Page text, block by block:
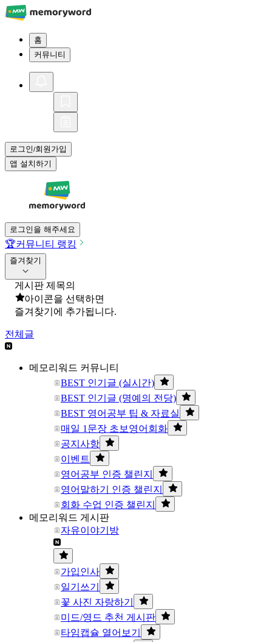
홈
커뮤니티
로그인/회원가입
앱 설치하기
로그인을 해주세요
🏆커뮤니티 랭킹
즐겨찾기
게시판 제목의
아이콘을 선택하면
즐겨찾기에 추가됩니다.
전체글
메모리워드 커뮤니티
BEST 인기글 (실시간)
BEST 인기글 (명예의 전당)
BEST 영어공부 팁 & 자료실
매일 1문장 초보영어회화
공지사항
이벤트
영어공부 인증 챌린지
영어말하기 인증 챌린지
회화 수업 인증 챌린지
메모리워드 게시판
자유이야기방
가입인사
일기쓰기
꽃 사진 자랑하기
미드/영드 추천 게시판
타임캡슐 열어보기